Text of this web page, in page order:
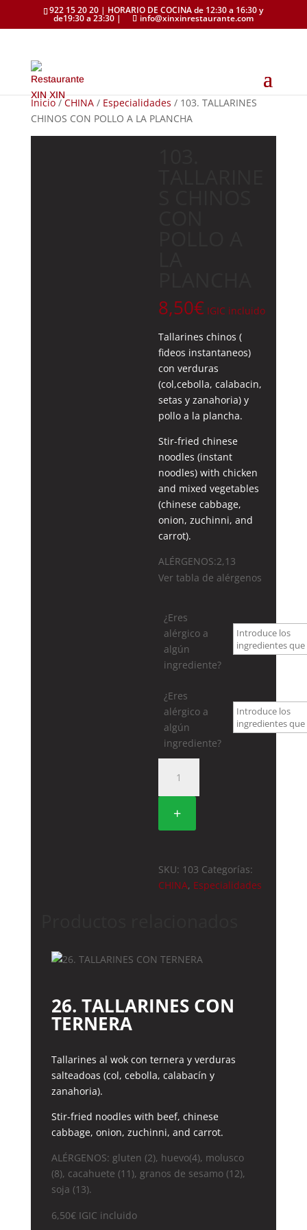
922 15 20 20 | HORARIO DE COCINA de 12:30 a 16:30 y
de19:30 a 23:30 | info@xinxinrestaurante.com
Inicio/CHINA/ Especialidades / 103. TALLARINES
CHINOS CON POLLO A LA PLANCHA
8,50€ IGIC incluido
Tallarines chinos (
fideos instantaneos)
con verduras
(col,cebolla, calabacin,
setas y zanahoria) y
pollo a la plancha.
Stir-fried chinese
noodles (instant
noodles) with chicken
and mixed vegetables
(chinese cabbage,
onion, zuchinni, and
carrot).
ALÉRGENOS:2,13
Ver tabla de alérgenos
¿Eres
alérgico a
algún
ingrediente?
¿Eres
alérgico a
algún
ingrediente?
TALLARINES
CHINOS
CON
POLLO
PLANCHA
cantidad
+
SKU: 103 Categorías:
CHINA, Especialidades
26. TALLARINES CON
TERNERA
Tallarines al wok con ternera y verduras
salteadoas (col, cebolla, calabacín y
zanahoria).
Stir-fried noodles with beef, chinese
cabbage, onion, zuchinni, and carrot.
ALÉRGENOS: gluten (2), huevo(4), molusco
(8), cacahuete (11), granos de sesamo (12),
soja (13).
6,50€ IGIC incluido